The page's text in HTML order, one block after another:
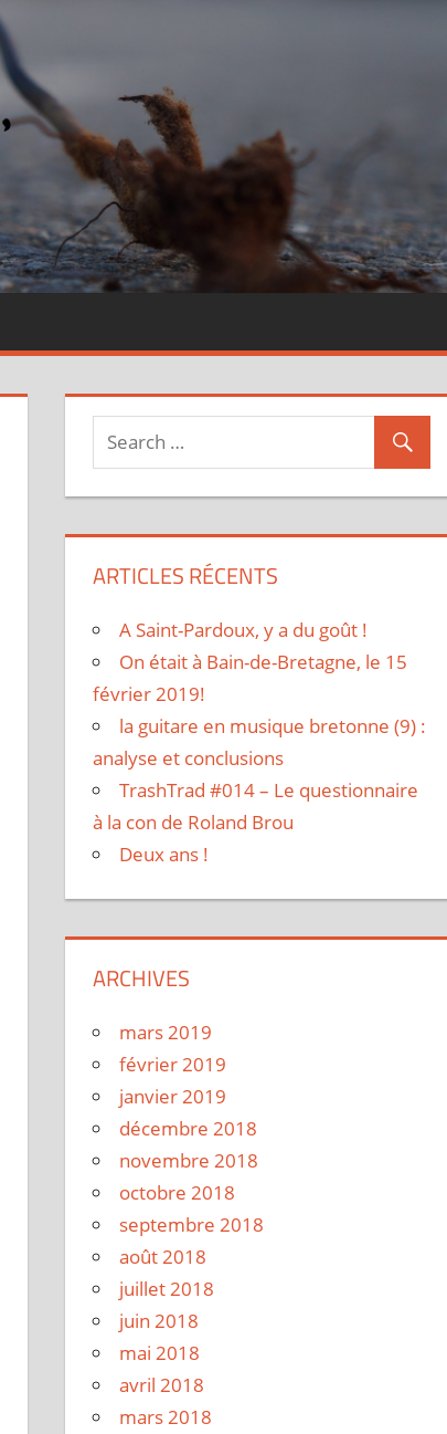
ARTICLES RÉCENTS
A Saint-Pardoux, y a du goût !
On était à Bain-de-Bretagne, le 15
février 2019!
la guitare en musique bretonne (9) :
analyse et conclusions
TrashTrad #014 – Le questionnaire
à la con de Roland Brou
Deux ans !
ARCHIVES
mars 2019
février 2019
janvier 2019
décembre 2018
novembre 2018
octobre 2018
septembre 2018
août 2018
juillet 2018
juin 2018
mai 2018
avril 2018
mars 2018